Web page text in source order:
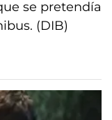
se pretendía
(DIB)